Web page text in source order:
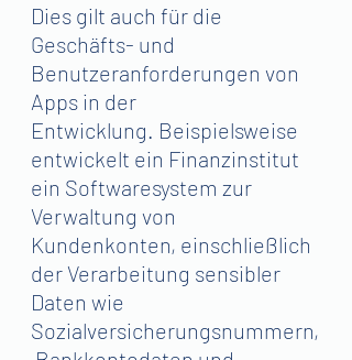
Dies gilt auch für die
Geschäfts- und
Benutzeranforderungen von
Apps in der
Entwicklung. Beispielsweise
entwickelt ein Finanzinstitut
ein Softwaresystem zur
Verwaltung von
Kundenkonten, einschließlich
der Verarbeitung sensibler
Daten wie
Sozialversicherungsnummern,